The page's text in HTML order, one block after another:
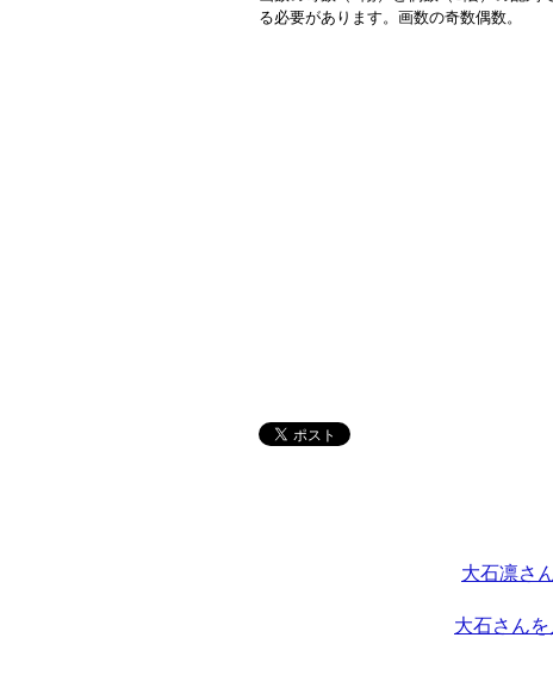
る必要があります。画数の奇数偶数。
大石凛さ
大石さん